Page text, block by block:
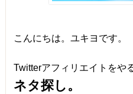
こんにちは。ユキヨです。
Twitterアフィリエイトをや
ネタ探し。